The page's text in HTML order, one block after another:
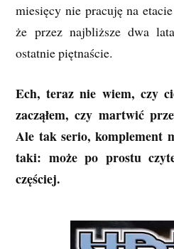
miesięcy nie pracuję na
że przez najbliższe dwa
ostatnie piętnaście.
Ech, teraz nie wiem, czy
zacząłem, czy martwić
Ale tak serio, komplement
taki: może po prostu
częściej.